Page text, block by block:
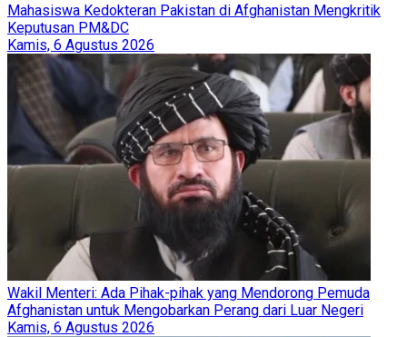
Mahasiswa Kedokteran Pakistan di Afghanistan Mengkritik
Keputusan PM&DC
Kamis, 6 Agustus 2026
Wakil Menteri: Ada Pihak-pihak yang Mendorong Pemuda
Afghanistan untuk Mengobarkan Perang dari Luar Negeri
Kamis, 6 Agustus 2026